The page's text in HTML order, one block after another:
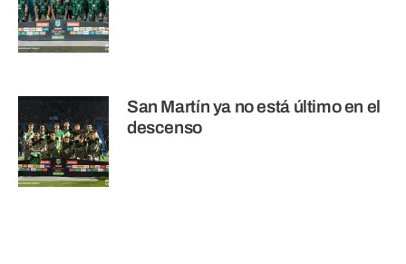
San Martín ya no está último en el
descenso